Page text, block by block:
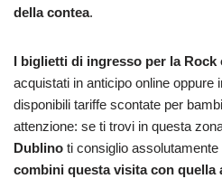
della contea.
I biglietti di ingresso per la Rock
acquistati in anticipo online oppure
disponibili tariffe scontate per
attenzione: se ti trovi in questa
Dublino ti consiglio
combini questa visita con quella